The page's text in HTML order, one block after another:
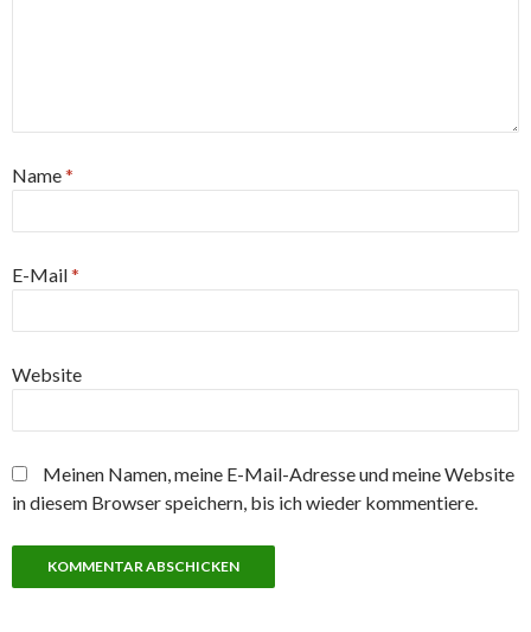
Name*
E-Mail*
Website
Meinen Namen, meine E-Mail-Adresse und meine Website
in diesem Browser speichern, bis ich wieder kommentiere.